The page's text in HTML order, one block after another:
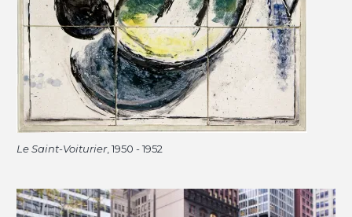
Le Saint-Voiturier, 1950 - 1952